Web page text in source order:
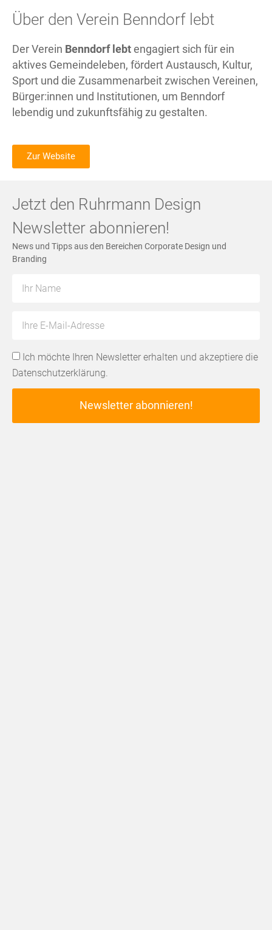
Über den Verein Benndorf lebt
Der Verein Benndorf lebt engagiert sich für ein
aktives Gemeindeleben, fördert Austausch, Kultur,
Sport und die Zusammenarbeit zwischen Vereinen,
Bürger:innen und Institutionen, um Benndorf
lebendig und zukunftsfähig zu gestalten.
Zur Website
Jetzt den Ruhrmann Design
Newsletter abonnieren!
News und Tipps aus den Bereichen Corporate Design und
Branding
Ich möchte Ihren Newsletter erhalten und akzeptiere die
Datenschutzerklärung.
Newsletter abonnieren!